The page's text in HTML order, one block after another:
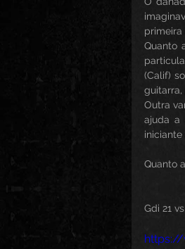
primeira
Quanto
(Calif)
Outra
ajuda a
iniciante
Quanto
Gdi 21
https://